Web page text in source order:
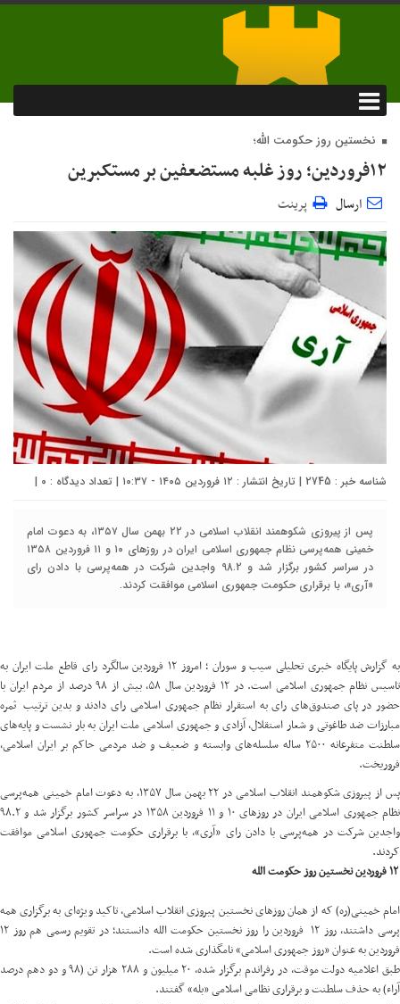
نخستین روز حکومت الله؛
۱۲فروردین؛ روز غلبه مستضعفین بر مستکبرین
ارسال پرینت
شناسه خبر : 2745 | تاریخ انتشار : ۱۲ فروردین ۱۴۰۵ - ۱۰:۳۷ | تعداد دیدگاه : ۰ |
پس از پیروزی شکوهمند انقلاب اسلامی در 22 بهمن سال ۱۳۵۷، به دعوت امام
خمینی همه‌پرسی نظام جمهوری اسلامی ایران در روزهای ۱۰ و ۱۱ فروردین ۱۳۵۸
در سراسر کشور برگزار شد و 98.2 واجدین شرکت در همه‌پرسی با دادن رای
«آری»، با برقراری حکومت جمهوری اسلامی موافقت کردند.
به گزارش پایگاه خبری تحلیلی سیب و سوران ؛ امروز ۱۲ فروردین سالگرد رای قاطع ملت ایران به
تاسیس نظام جمهوری اسلامی است. در ۱۲ فروردین سال ۵۸، بیش از ۹۸ درصد از مردم ایران با
حضور در پای صندوق‌های رای به استقرار نظام جمهوری اسلامی رای دادند و بدین ترتیب ثمره
مبارزات ضد طاغوتی و شعار استقلال، آزادی و جمهوری اسلامی ملت ایران به بار نشست و پایه‌های
سلطنت متفرعانه ۲۵۰۰ ساله سلسله‌های وابسته و ضعیف و ضد مردمی حاکم بر ایران اسلامی،
فروریخت.
پس از پیروزی شکوهمند انقلاب اسلامی در ۲۲ بهمن سال ۱۳۵۷، به دعوت امام خمینی همه‌پرسی
نظام جمهوری اسلامی ایران در روزهای ۱۰ و ۱۱ فروردین ۱۳۵۸ در سراسر کشور برگزار شد و ۹۸.۲
واجدین شرکت در همه‌پرسی با دادن رای «آری»، با برقراری حکومت جمهوری اسلامی موافقت
کردند.
امام خمینی(ره) که از همان روزهای نخستین پیروزی انقلاب اسلامی، تاکید ویژه‌ای به برگزاری همه
پرسی داشتند، روز ۱۲ فروردین را روز نخستین حکومت الله دانستند؛ در تقویم رسمی هم روز ۱۲
فروردین به عنوان «روز جمهوری اسلامی» نامگذاری شده است.
طبق اعلامیه دولت موقت، در رفراندم برگزار شده، ۲۰ میلیون و ۲۸۸ هزار تن (۹۸ و دو دهم درصد
آراء) به حذف سلطنت و برقراری نظامی اسلامی «بله» گفتند.